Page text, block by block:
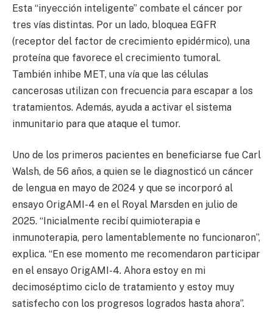
Esta “inyección inteligente” combate el cáncer por
tres vías distintas. Por un lado, bloquea EGFR
(receptor del factor de crecimiento epidérmico), una
proteína que favorece el crecimiento tumoral.
También inhibe MET, una vía que las células
cancerosas utilizan con frecuencia para escapar a los
tratamientos. Además, ayuda a activar el sistema
inmunitario para que ataque el tumor.
Uno de los primeros pacientes en beneficiarse fue Carl
Walsh, de 56 años, a quien se le diagnosticó un cáncer
de lengua en mayo de 2024 y que se incorporó al
ensayo OrigAMI-4 en el Royal Marsden en julio de
2025. “Inicialmente recibí quimioterapia e
inmunoterapia, pero lamentablemente no funcionaron”,
explica. “En ese momento me recomendaron participar
en el ensayo OrigAMI-4. Ahora estoy en mi
decimoséptimo ciclo de tratamiento y estoy muy
satisfecho con los progresos logrados hasta ahora”.